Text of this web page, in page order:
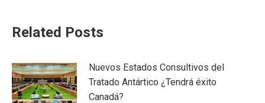
Related Posts
Nuevos Estados Consultivos del
Tratado Antártico ¿Tendrá éxito
Canadá?